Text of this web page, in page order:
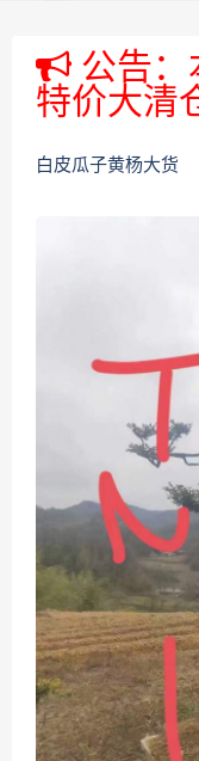
公告：
特价大清
白皮瓜子黄杨大货